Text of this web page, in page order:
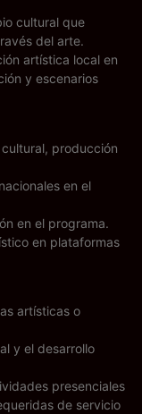
cultural que
del arte.
artística local en
y escenarios
producción
en el
en el programa.
en plataformas
artísticas o
y el desarrollo
presenciales
de servicio